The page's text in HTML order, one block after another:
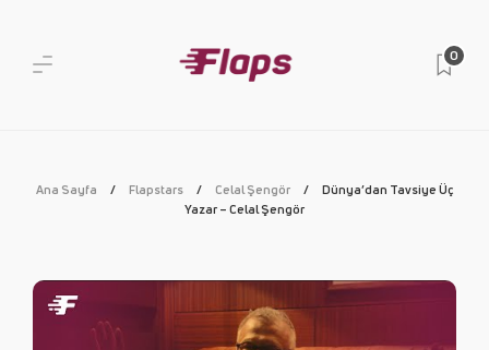
0
Ana Sayfa Flapstars Celal Şengör
Dünya’dan Tavsiye Üç
Yazar – Celal Şengör